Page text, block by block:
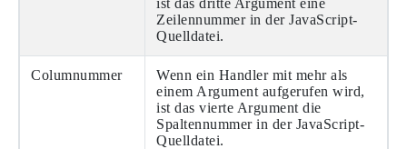
ist das dritte Argument eine
Zeilennummer in der JavaScript-
Quelldatei.
Columnummer
Wenn ein Handler mit mehr als
einem Argument aufgerufen wird,
ist das vierte Argument die
Spaltennummer in der JavaScript-
Quelldatei.